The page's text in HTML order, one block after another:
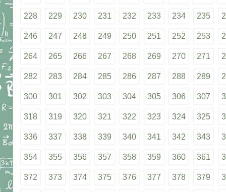
228 229 230 231 232 233 234 235
246 247 248 249 250 251 252 253
264 265 266 267 268 269 270 271
282 283 284 285 286 287 288 289
300 301 302 303 304 305 306 307
318 319 320 321 322 323 324 325
336 337 338 339 340 341 342 343
354 355 356 357 358 359 360 361
372 373 374 375 376 377 378 379